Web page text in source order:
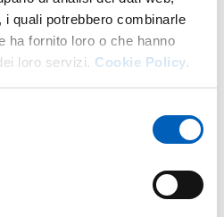
quali potrebbero combinarle
ha fornito loro o che hanno
loro servizi. Cookie Policy.
(DOPO L’EVENTO DEL
I 5 MESI SUCCESSIVI ALLO
DELL’ART. 16 COMMA 1.1 DEL
INTEGRATO DALLA L.
DI MATERNITÀ PER ADOZIONE